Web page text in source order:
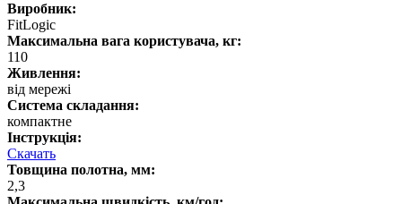
Виробник:
FitLogic
Максимальна вага користувача, кг:
110
Живлення:
від мережі
Система складання:
компактне
Інструкція:
Скачать
Товщина полотна, мм:
2,3